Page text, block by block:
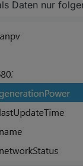
Daten nur